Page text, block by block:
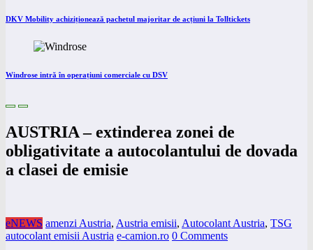
DKV Mobility achiziționează pachetul majoritar de acțiuni la Tolltickets
Windrose intră în operațiuni comerciale cu DSV
AUSTRIA – extinderea zonei de
obligativitate a autocolantului de dovada
a clasei de emisie
eNEWS amenzi Austria, Austria emisii, Autocolant Austria, TSG
autocolant emisii Austria e-camion.ro 0 Comments